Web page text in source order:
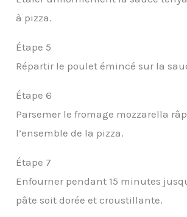
à pizza.
Étape 5
Répartir le poulet émincé sur la
Étape 6
Parsemer le fromage mozzarella
l’ensemble de la pizza.
Étape 7
Enfourner pendant 15 minutes
pâte soit dorée et croustillante.